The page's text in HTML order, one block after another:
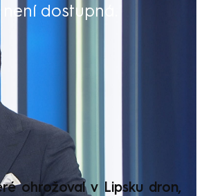
dostupná.
ohrožoval v Lipsku dron,